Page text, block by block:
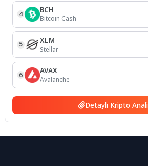
4 BCH
Bitcoin Cash
5 XLM
Stellar
6 AVAX
Avalanche
Detaylı Kripto